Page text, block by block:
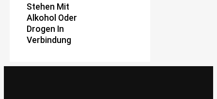
Stehen Mit
Alkohol Oder
Drogen In
Verbindung